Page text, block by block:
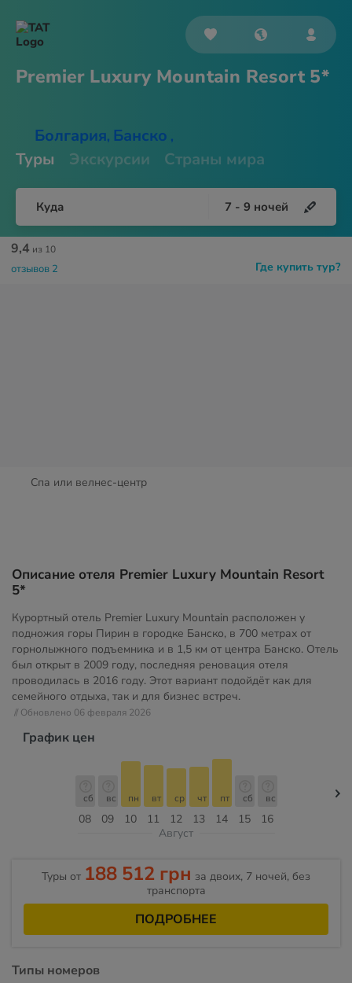
Premier Luxury Mountain Resort 5*
Болгария, Банско ,
Туры Экскурсии Страны мира
Куда 7 - 9 ночей
Где купить тур?
9,4 из 10
отзывов 2
Спа или велнес-центр
Описание отеля Premier Luxury Mountain Resort
5*
Курортный отель Premier Luxury Mountain расположен у
подножия горы Пирин в городке Банско, в 700 метрах от
горнолыжного подъемника и в 1,5 км от центра Банско. Отель
был открыт в 2009 году, последняя реновация отеля
проводилась в 2016 году. Этот вариант подойдёт как для
семейного отдыха, так и для бизнес встреч.
// Обновлено 06 февраля 2026
График цен
08
сб
09
вс
10
пн
11
вт
12
ср
13
чт
14
пт
15
сб
16
вс
Август
Туры от 188 512 грн за двоих, 7 ночей, без
транспорта
ПОДРОБНЕЕ
Типы номеров